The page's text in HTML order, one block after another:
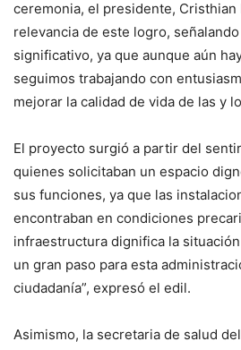
ceremonia, el presidente,
relevancia de este logro,
significativo, ya que aunque aún
seguimos trabajando con
mejorar la calidad de vida de las y
El proyecto surgió a partir del
quienes solicitaban un espacio
sus funciones, ya que las
encontraban en condiciones
infraestructura dignifica la
un gran paso para esta
ciudadanía”, expresó el edil.
Asimismo, la secretaria de salud